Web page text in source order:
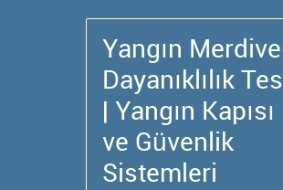
Yangın
Dayanıklılık
| Yangın Kapısı
ve Güvenlik
Sistemleri